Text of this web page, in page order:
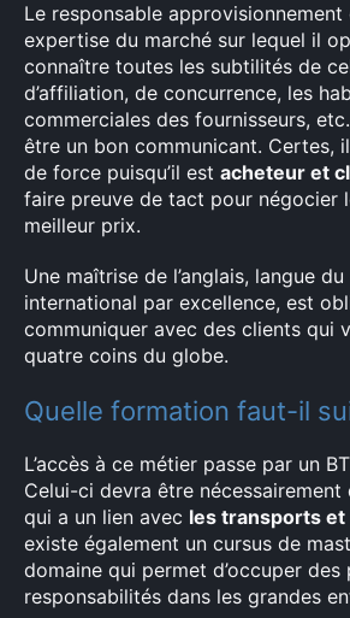
Le responsable
expertise du marché sur lequel il
connaître toutes les subtilités de
d’affiliation, de concurrence, les
commerciales des fournisseurs,
être un bon communicant. Certes,
de force puisqu’il est acheteur et
faire preuve de tact pour négocier
meilleur prix.
Une maîtrise de l’anglais, langue
international par excellence, est
communiquer avec des clients qui
quatre coins du globe.
Quelle formation faut-il
L’accès à ce métier passe par un
Celui-ci devra être nécessairement
qui a un lien avec les transports et
existe également un cursus de
domaine qui permet d’occuper des
responsabilités dans les grandes